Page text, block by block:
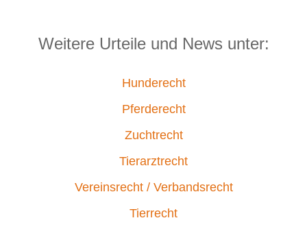
Weitere Urteile und News unter:
Hunderecht
Pferderecht
Zuchtrecht
Tierarztrecht
Vereinsrecht / Verbandsrecht
Tierrecht